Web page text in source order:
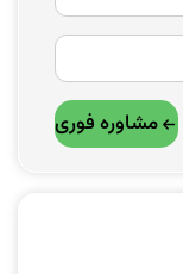
مشاوره فوری